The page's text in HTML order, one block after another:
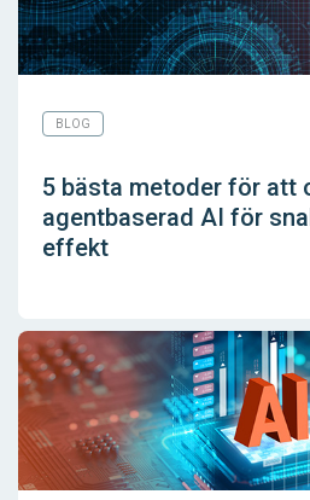
BLOG
5 bästa metoder för att
agentbaserad AI för
effekt